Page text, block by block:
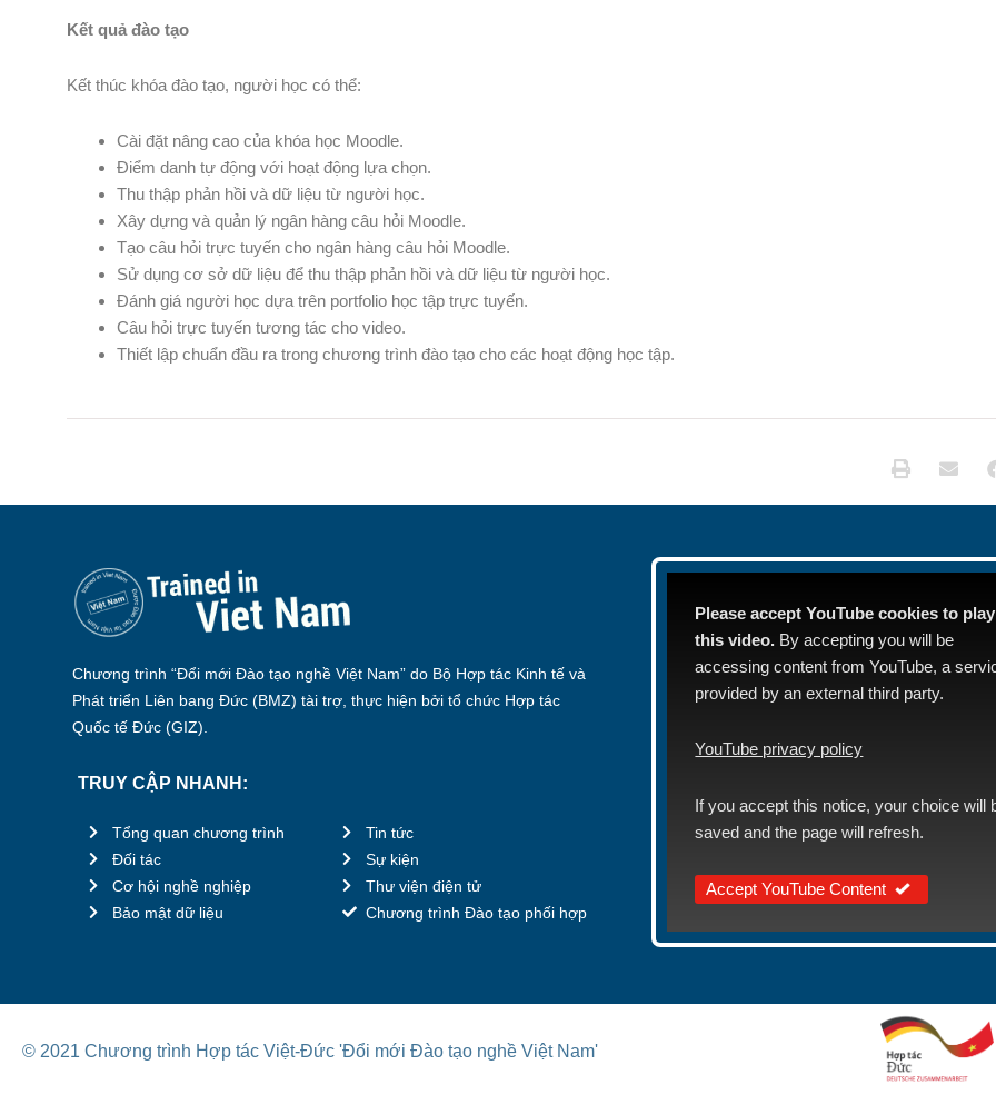
Kết quả đào tạo
Kết thúc khóa đào tạo, người học có thể:
Cài đặt nâng cao của khóa học Moodle.
Điểm danh tự động với hoạt động lựa chọn.
Thu thập phản hồi và dữ liệu từ người học.
Xây dựng và quản lý ngân hàng câu hỏi Moodle.
Tạo câu hỏi trực tuyến cho ngân hàng câu hỏi Moodle.
Sử dụng cơ sở dữ liệu để thu thập phản hồi và dữ liệu từ người học.
Đánh giá người học dựa trên portfolio học tập trực tuyến.
Câu hỏi trực tuyến tương tác cho video.
Thiết lập chuẩn đầu ra trong chương trình đào tạo cho các hoạt động học tập.
Chương trình “Đổi mới Đào tạo nghề Việt Nam” do Bộ Hợp tác Kinh tế và
Phát triển Liên bang Đức (BMZ) tài trợ, thực hiện bởi tổ chức Hợp tác
Quốc tế Đức (GIZ).
TRUY CẬP NHANH:
Tổng quan chương trình
Đối tác
Cơ hội nghề nghiệp
Bảo mật dữ liệu
Tin tức
Sự kiện
Thư viện điện tử
Chương trình Đào tạo phối hợp
Please accept YouTube cookies to play
this video. By accepting you will be
accessing content from YouTube, a
provided by an external third party.
YouTube privacy policy
If you accept this notice, your choice will
saved and the page will refresh.
Accept YouTube Content
© 2021 Chương trình Hợp tác Việt-Đức 'Đổi mới Đào tạo nghề Việt Nam'